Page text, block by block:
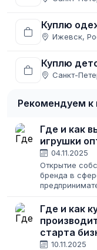
Куплю
Ижевск,
Куплю
Санкт-
Рекомендуем к
Где и как
игрушки
04.11.2025
Открытие
бренда в
работа по
Где и как
старта
10.11.2025